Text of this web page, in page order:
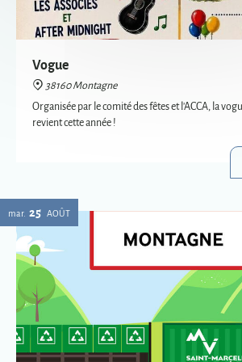
revient cette année !
25 AOÛT
Passage de la déchèterie mobile à
38160 Montagne
La déchèterie mobile est le service itinérant de
déchets. Mise en place par Saint-Marcellin
elle va à la rencontre des habitants des